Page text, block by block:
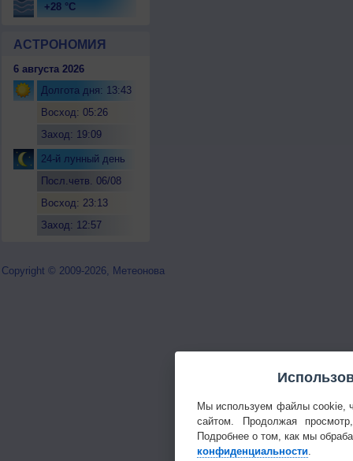
+28 °C
АСТРОНОМИЯ
6 августа 2026
Долгота дня: 13:43
Восход: 05:26
Заход: 19:09
24-й лунный день
Посл.четв. 06/08
Восход: 23:13
Заход: 12:57
Copyright © 2009-2026, Метеонова
Мы используем файлы cookie,
сайтом. Продолжая
Подробнее о том, как мы
конфиденциальности.